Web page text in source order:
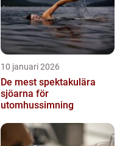
10 januari 2026
De mest spektakulära
sjöarna för
utomhussimning